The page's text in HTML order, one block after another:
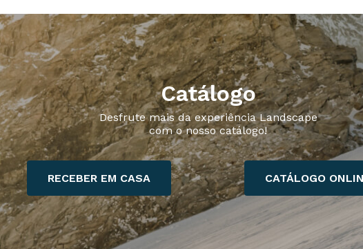
Catálogo
Desfrute mais da experiência Landscape
com o nosso catálogo!
RECEBER EM CASA CATÁLOGO